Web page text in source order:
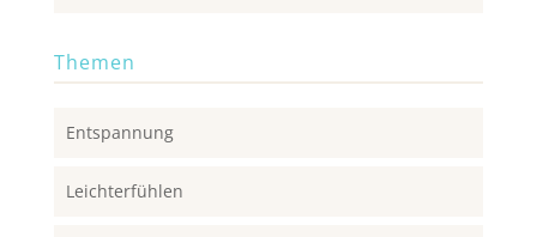
Themen
Entspannung
Leichterfühlen